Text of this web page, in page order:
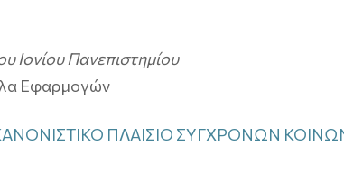
Ιονίου Πανεπιστημίου
Εφαρμογών
ΠΛΑΙΣΙΟ ΣΥΓΧΡΟΝΩΝ